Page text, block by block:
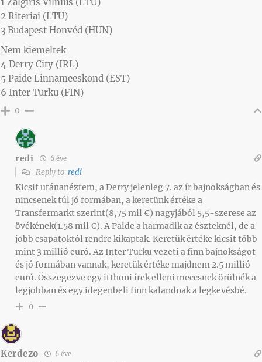
2 Riteriai (LTU)
3 Budapest Honvéd (HUN)
Nem kiemeltek
4 Derry City (IRL)
5 Paide Linnameeskond (EST)
6 Inter Turku (FIN)
0
redi 6 éve
Reply to redi
Kicsit utánanéztem, a Derry jelenleg 7. az ír bajnokságban és
nincsenek túl jó formában, a keretünk értéke a
Transfermarkt szerint(8,75 mil €) nagyjából 5,5-szerese az
övékének(1.58 mil €). A Paide a harmadik az észteknél, de a
jobb csapatoktól rendre kikaptak. Keretük értéke kicsit több
mint 3 millió euró. Az Inter Turku vezeti a finn bajnokságot
és jó formában vannak, keretük értéke majdnem 2.5 millió
euró. Összegezve egy itthoni írek elleni meccsnek örülnék a
legjobban és egy idegenbeli finn kalandnak a legkevésbé.
0
Kerdezo 6 éve